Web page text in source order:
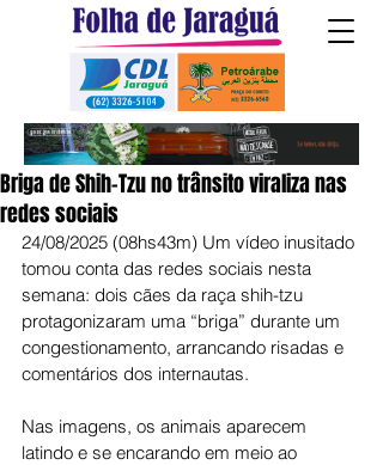
Briga de Shih-Tzu no trânsito viraliza nas
redes sociais
24/08/2025 (08hs43m) Um vídeo inusitado
tomou conta das redes sociais nesta
semana: dois cães da raça shih-tzu
protagonizaram uma “briga” durante um
congestionamento, arrancando risadas e
comentários dos internautas.
Nas imagens, os animais aparecem
latindo e se encarando em meio ao